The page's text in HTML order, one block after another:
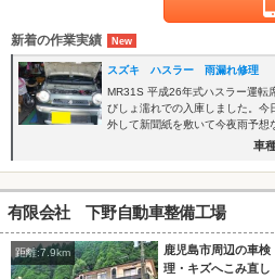
新着の作業実績
スズキ ハスラー 雨漏れ修理
MR31S 平成26年式ハスラー運転
びしょ濡れでの入庫しました。今
外して新聞紙を敷いて今夜雨予想
車
有限会社 下野自動車整備工場
距離:7.9km
鹿児島市周辺の車
理・キズへこみ直